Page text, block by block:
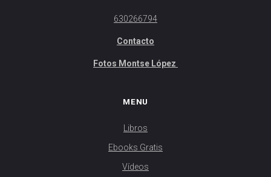
630266794
Contacto
Fotos Montse López
MENU
Libros
Ebooks Gratis
Vídeos